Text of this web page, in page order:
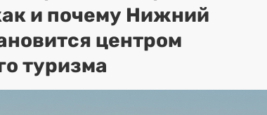
и почему Нижний
центром
туризма